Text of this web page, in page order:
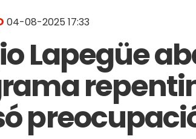
04-08-2025 17:33
Lapegüe